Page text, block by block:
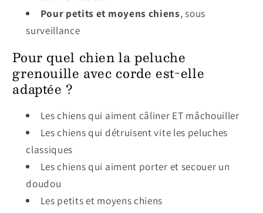
Pour petits et moyens chiens, sous
surveillance
Pour quel chien la peluche
grenouille avec corde est-elle
adaptée ?
Les chiens qui aiment câliner ET mâchouiller
Les chiens qui détruisent vite les peluches
classiques
Les chiens qui aiment porter et secouer un
doudou
Les petits et moyens chiens